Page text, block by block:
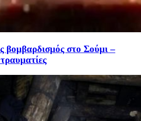
βομβαρδισμός στο Σούμι –